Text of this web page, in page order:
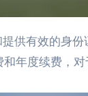
年度续费，对